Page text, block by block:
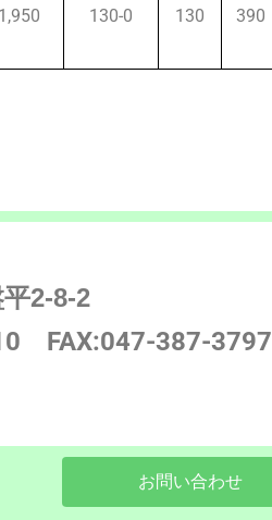
1,950 130-0 130 390
2-8-2
FAX:047-387-3797
お問い合わせ